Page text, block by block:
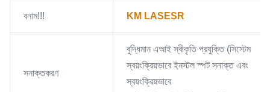
বনাম!!! KM LASESR
সনাক্তকরণ
বুদ্ধিমান এআই স্বীকৃতি প্রযুক্তি (সিস্টেম
স্বয়ংক্রিয়ভাবে ইনস্টল স্পট সনাক্ত এবং
স্বয়ংক্রিয়ভাবে